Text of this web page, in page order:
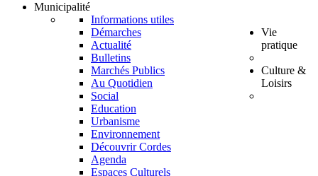
Municipalité
Informations utiles
Démarches
Actualité
Bulletins
Marchés Publics
Vie
pratique
Au Quotidien
Social
Education
Urbanisme
Environnement
Culture &
Loisirs
Découvrir Cordes
Agenda
Espaces Culturels